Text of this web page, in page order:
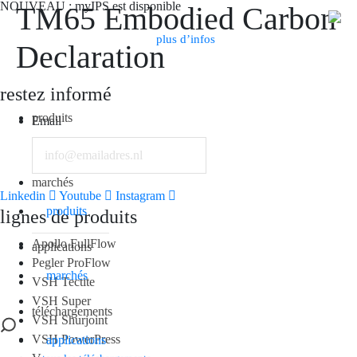
NOUVEAU : myIPS est disponible
plus d’infos
Search
produits
marchés
applications
téléchargements
produits
marchés
applications
TM65 Embodied Carbon
Declaration
restez informé
Email
Linkedin Youtube Instagram
lignes de produits
Apollo FullFlow
Pegler ProFlow
VSH Tectite
VSH Super
VSH Shurjoint
VSH PowerPress